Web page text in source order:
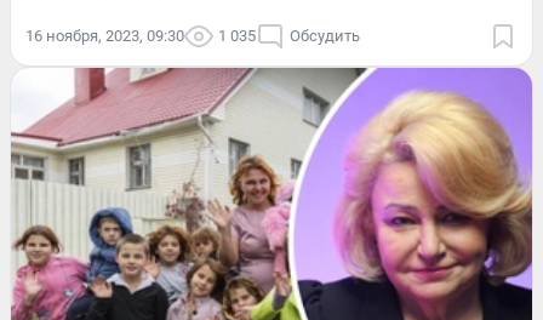
16 ноября, 2023, 09:30 1 035 Обсудить